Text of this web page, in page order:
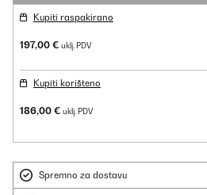
Kupiti raspakirano
197,00 € uklj. PDV
Kupiti korišteno
186,00 € uklj. PDV
Spremno za dostavu